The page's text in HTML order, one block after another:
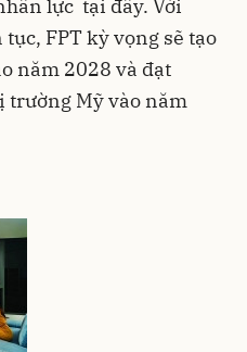
lực tại đây. Với
FPT kỳ vọng sẽ tạo
năm 2028 và đạt
trường Mỹ vào năm